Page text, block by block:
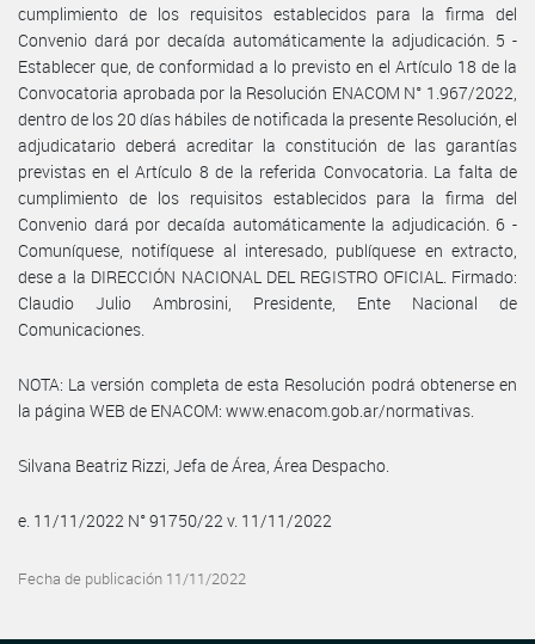
cumplimiento de los requisitos establecidos para la firma del
Convenio dará por decaída automáticamente la adjudicación. 5 -
Establecer que, de conformidad a lo previsto en el Artículo 18 de la
Convocatoria aprobada por la Resolución ENACOM N° 1.967/2022,
dentro de los 20 días hábiles de notificada la presente Resolución, el
adjudicatario deberá acreditar la constitución de las garantías
previstas en el Artículo 8 de la referida Convocatoria. La falta de
cumplimiento de los requisitos establecidos para la firma del
Convenio dará por decaída automáticamente la adjudicación. 6 -
Comuníquese, notifíquese al interesado, publíquese en extracto,
dese a la DIRECCIÓN NACIONAL DEL REGISTRO OFICIAL. Firmado:
Claudio Julio Ambrosini, Presidente, Ente Nacional de
Comunicaciones.
NOTA: La versión completa de esta Resolución podrá obtenerse en
la página WEB de ENACOM: www.enacom.gob.ar/normativas.
Silvana Beatriz Rizzi, Jefa de Área, Área Despacho.
e. 11/11/2022 N° 91750/22 v. 11/11/2022
Fecha de publicación 11/11/2022